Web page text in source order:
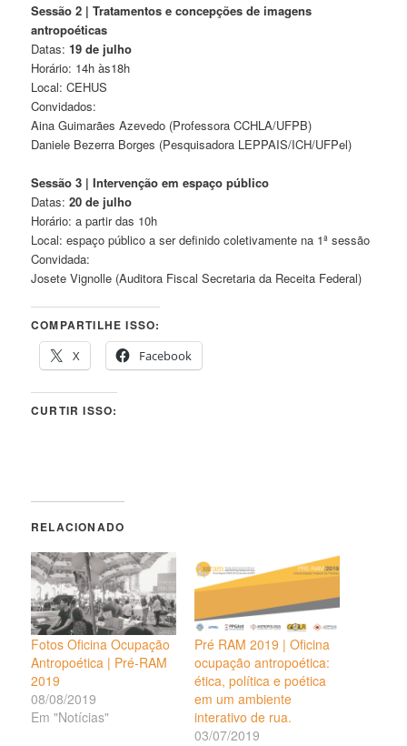
Sessão 2 | Tratamentos e concepções de imagens
antropoéticas
Datas:19 de julho
Horário: 14h às18h
Local: CEHUS
Convidados:
Aina Guimarães Azevedo (Professora CCHLA/UFPB)
Daniele Bezerra Borges (Pesquisadora LEPPAIS/ICH/UFPel)
Sessão 3 | Intervenção em espaço público
Datas:20 de julho
Horário: a partir das 10h
Local: espaço público a ser definido coletivamente na 1ª sessão
Convidada:
Josete Vignolle (Auditora Fiscal Secretaria da Receita Federal)
COMPARTILHE ISSO:
X
Facebook
CURTIR ISSO:
RELACIONADO
Fotos Oficina Ocupação
Antropoética | Pré-RAM
2019
08/08/2019
Em "Notícias"
Pré RAM 2019 | Oficina
ocupação antropoética:
ética, política e poética
em um ambiente
interativo de rua.
03/07/2019